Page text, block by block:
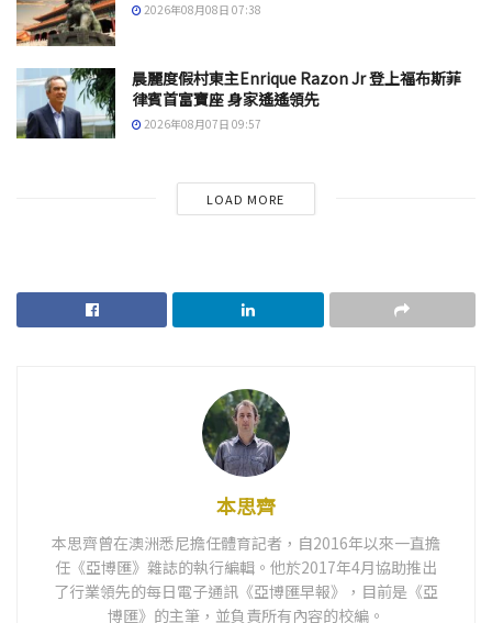
2026年08月08日 07:38
晨麗度假村東主Enrique Razon Jr 登上福布斯菲
律賓首富寶座 身家遙遙領先
2026年08月07日 09:57
LOAD MORE
本思齊
本思齊曾在澳洲悉尼擔任體育記者，自2016年以來一直擔
任《亞博匯》雜誌的執行編輯。他於2017年4月協助推出
了行業領先的每日電子通訊《亞博匯早報》，目前是《亞
博匯》的主筆，並負責所有內容的校編。